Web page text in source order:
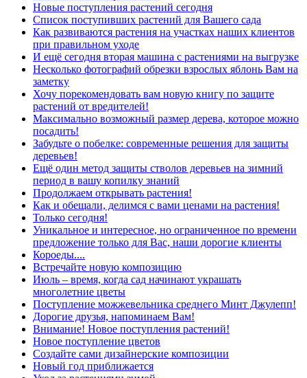
Новые поступления растений сегодня
Список поступивших растений для Вашего сада
Как развиваются растения на участках наших клиентов
при правильном уходе
И ещё сегодня вторая машина с растениями на выгрузке
Несколько фотографий обрезки взрослых яблонь Вам на
заметку
Хочу порекомендовать вам новую книгу по защите
растений от вредителей!
Максимально возможный размер дерева, которое можно
посадить!
Забудьте о побелке: современные решения для защиты
деревьев!
Ещё один метод защиты стволов деревьев на зимний
период в вашу копилку знаний
Продолжаем открывать растения!
Как и обещали, делимся с вами ценами на растения!
Только сегодня!
Уникальное и интересное, но ограниченное по времени
предложение только для Вас, наши дорогие клиенты
Короеды....
Встречайте новую композицию
Июль – время, когда сад начинают украшать
многолетние цветы
Поступление можжевельника среднего Минт Джулепп!
Дорогие друзья, напоминаем Вам!
Внимание! Новое поступления растений!
Новое поступление цветов
Создайте сами дизайнерские композиции
Новый год приближается